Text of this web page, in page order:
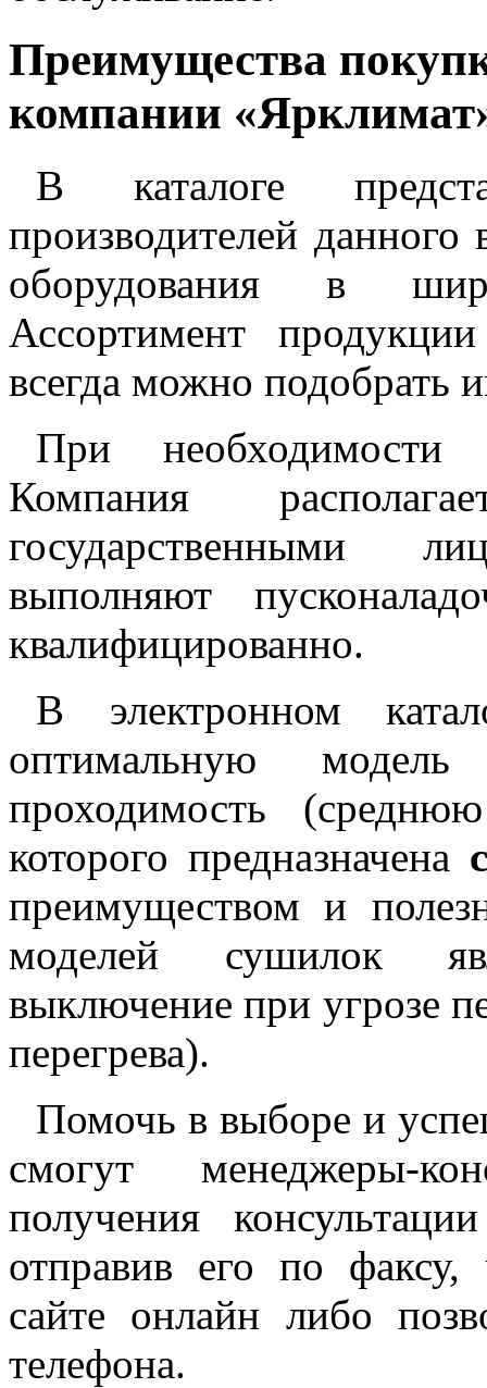
Преимущества
компании
В каталоге
производителей данного
оборудования в
Ассортимент
всегда можно подобрать
При необходимости
Компания
государственными
выполняют
квалифицированно.
В электронном
оптимальную
проходимость
которого предназначена
преимуществом и
моделей сушилок
выключение при угрозе
перегрева).
Помочь в выборе и
смогут менеджеры-
получения
отправив его по
сайте онлайн либо
телефона.